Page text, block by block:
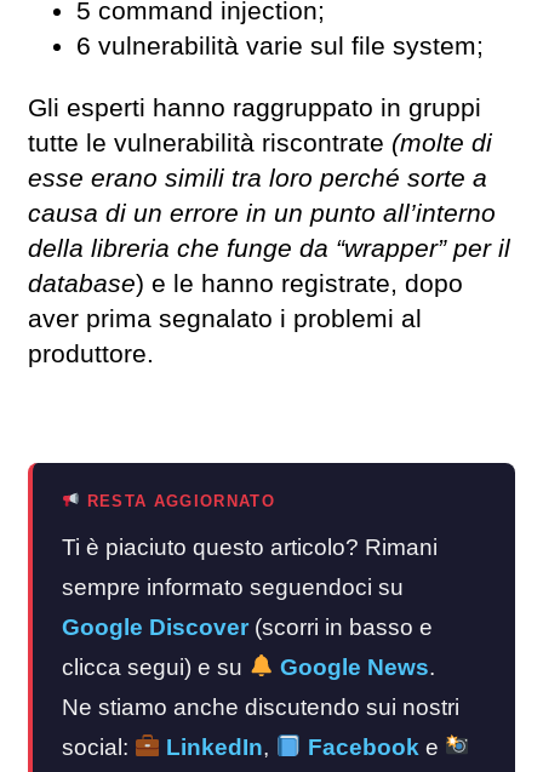
5 command injection;
6 vulnerabilità varie sul file system;
Gli esperti hanno raggruppato in gruppi
tutte le vulnerabilità riscontrate (molte di
esse erano simili tra loro perché sorte a
causa di un errore in un punto all’interno
della libreria che funge da “wrapper” per il
database) e le hanno registrate, dopo
aver prima segnalato i problemi al
produttore.
RESTA AGGIORNATO
Ti è piaciuto questo articolo? Rimani
sempre informato seguendoci su
Google Discover (scorri in basso e
clicca segui) e su
Google News.
Ne stiamo anche discutendo sui nostri
social:
LinkedIn, Facebook e